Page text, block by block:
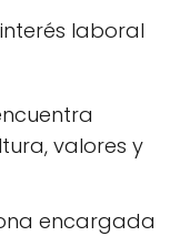
laboral
valores y
encargada